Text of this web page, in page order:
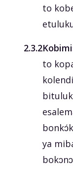
to
‎2.3.2
to
ya